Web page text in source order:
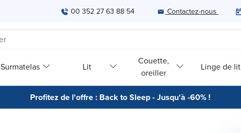
00 352 27 63 88 54 Contactez-nous
Surmatelas Lit
Couette,
oreiller
Linge de lit
Profitez de l'offre : Back to Sleep - Jusqu'à -60% !